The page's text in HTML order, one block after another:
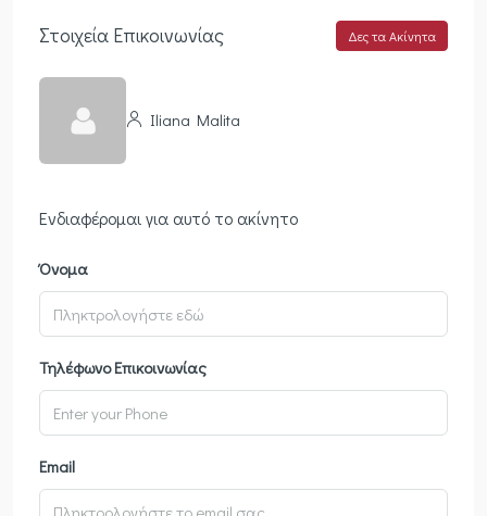
Στοιχεία Επικοινωνίας Δες τα Ακίνητα
Iliana Malita
Ενδιαφέρομαι για αυτό το ακίνητο
Όνομα
Τηλέφωνο Επικοινωνίας
Email